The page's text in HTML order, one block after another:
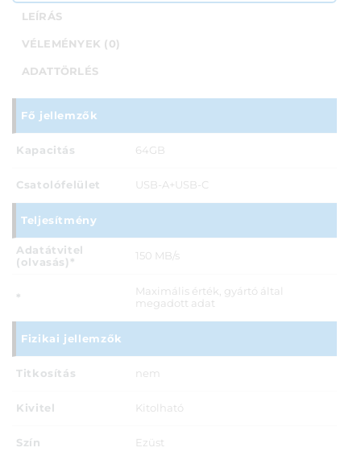
LEÍRÁS
VÉLEMÉNYEK (0)
ADATTÖRLÉS
Fő jellemzők
Kapacitás 64GB
Csatolófelület USB-A+USB-C
Teljesítmény
Adatátvitel
(olvasás)*
150 MB/s
*
Maximális érték, gyártó által
megadott adat
Fizikai jellemzők
Titkosítás nem
Kivitel Kitolható
Szín Ezüst